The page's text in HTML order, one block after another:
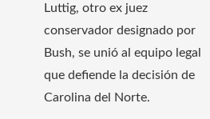
Luttig, otro ex juez
conservador designado por
Bush, se unió al equipo legal
que defiende la decisión de
Carolina del Norte.